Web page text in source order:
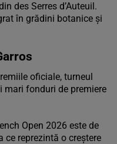
des Serres d’Auteuil.
în grădini botanice și
oficiale, turneul
mari fonduri de premiere
Open 2026 este de
ce reprezintă o creștere